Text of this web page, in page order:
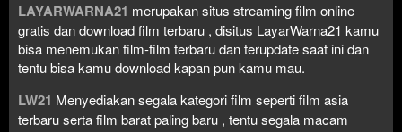
LAYARWARNA21 merupakan situs streaming film online
gratis dan download film terbaru , disitus LayarWarna21 kamu
bisa menemukan film-film terbaru dan terupdate saat ini dan
tentu bisa kamu download kapan pun kamu mau.
LW21 Menyediakan segala kategori film seperti film asia
terbaru serta film barat paling baru , tentu segala macam